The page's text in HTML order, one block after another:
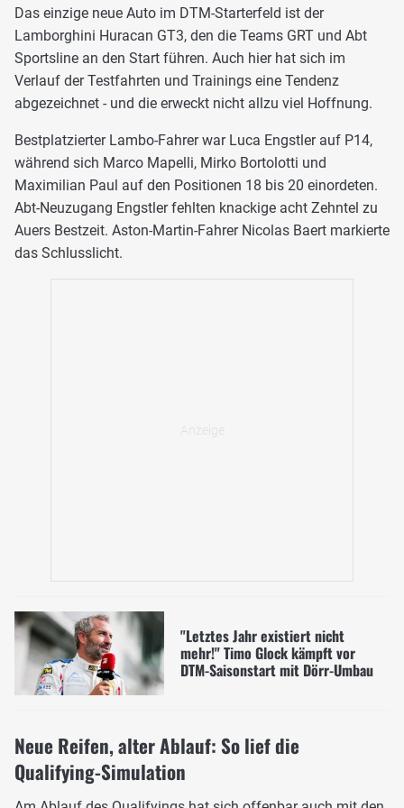
Das einzige neue Auto im DTM-Starterfeld ist der
Lamborghini Huracan GT3, den die Teams GRT und Abt
Sportsline an den Start führen. Auch hier hat sich im
Verlauf der Testfahrten und Trainings eine Tendenz
abgezeichnet - und die erweckt nicht allzu viel Hoffnung.
Bestplatzierter Lambo-Fahrer war Luca Engstler auf P14,
während sich Marco Mapelli, Mirko Bortolotti und
Maximilian Paul auf den Positionen 18 bis 20 einordeten.
Abt-Neuzugang Engstler fehlten knackige acht Zehntel zu
Auers Bestzeit. Aston-Martin-Fahrer Nicolas Baert markierte
das Schlusslicht.
"Letztes Jahr existiert nicht
mehr!" Timo Glock kämpft vor
DTM-Saisonstart mit Dörr-Umbau
Neue Reifen, alter Ablauf: So lief die
Qualifying-Simulation